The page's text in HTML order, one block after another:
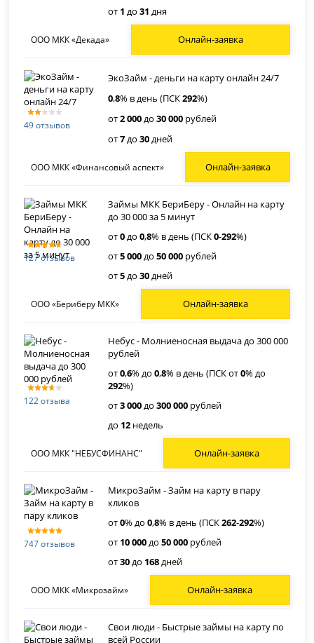
от 1 до31 дня
ООО МКК «Декада» Онлайн-заявка
49 отзывов
ЭкоЗайм - деньги на карту онлайн 24/7
0,8% в день (ПСК292%)
от2 000до30 000 рублей
от7до30дней
ООО МКК «Финансовый аспект» Онлайн-заявка
127 отзывов
Займы МКК БериБеру - Онлайн на карту
до 30 000 за 5 минут
от0до0,8% в день (ПСК0-292%)
от5 000до50 000 рублей
от5до30дней
ООО «Бериберу МКК» Онлайн-заявка
122 отзыва
Небус - Молниеносная выдача до 300 000
рублей
от0,6% до0,8% в день (ПСК от0% до
292%)
от3 000до300 000 рублей
до 12 недель
ООО МКК "НЕБУСФИНАНС" Онлайн-заявка
747 отзывов
МикроЗайм - Займ на карту в пару
кликов
от0% до0,8% в день (ПСК262-292%)
от 10 000до50 000 рублей
от30до 168дней
ООО МКК «Микрозайм» Онлайн-заявка
Свои люди - Быстрые займы на карту по
всей России